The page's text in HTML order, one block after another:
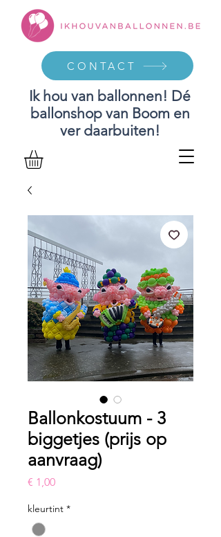
Ik hou van ballonnen! Dé
ballonshop van Boom en
ver daarbuiten!
CONTACT
Ballonkostuum - 3
biggetjes (prijs op
aanvraag)
€ 1,00Prijs
kleurtint *